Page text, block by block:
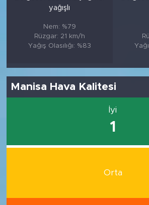
yağışlı
Nem: %79
Rüzgar: 21 km/h
Yağış Olasılığı: %83
Manisa Hava Kalitesi
İyi
1
Orta